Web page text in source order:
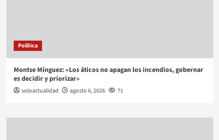
Política
Montse Mínguez: «Los áticos no apagan los incendios, gobernar
es decidir y priorizar»
soloactualidad agosto 6, 2026 71